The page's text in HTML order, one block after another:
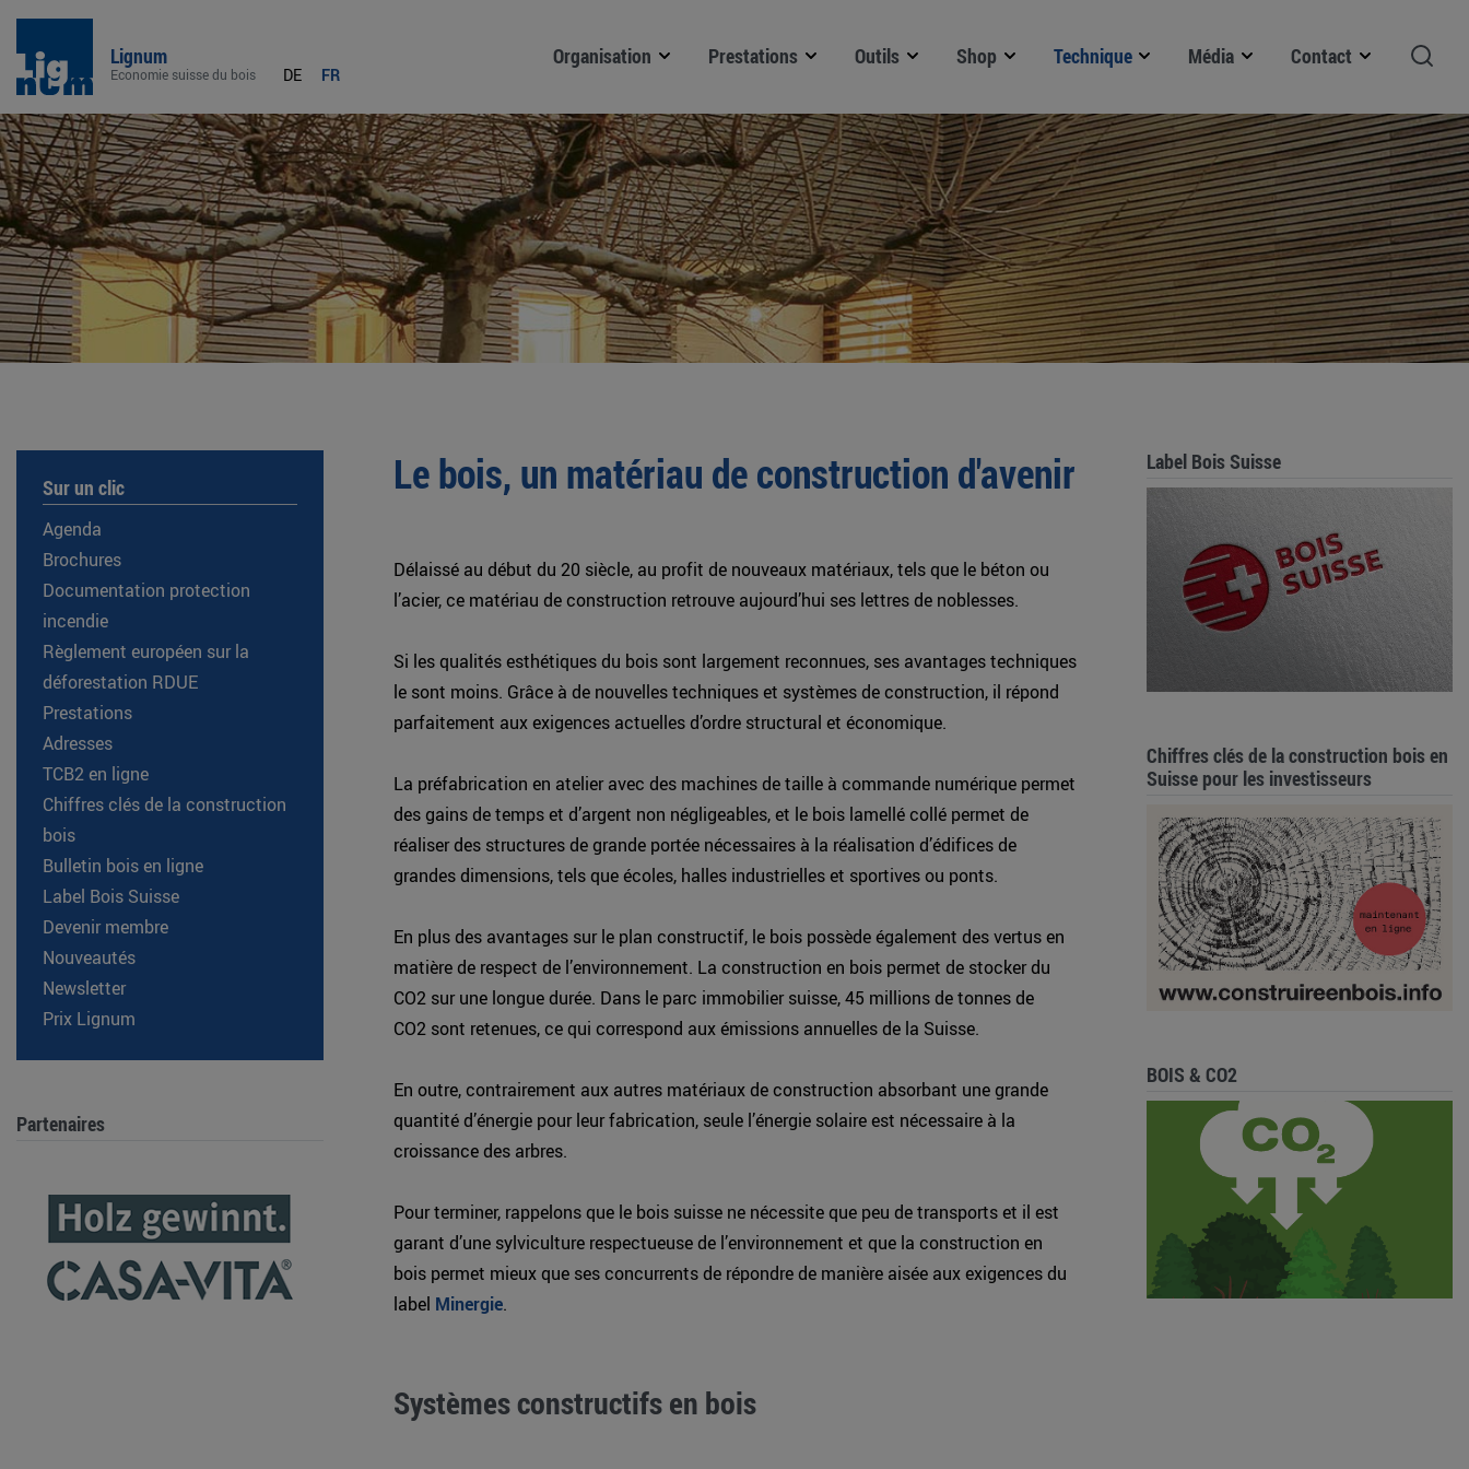
Lignum
Economie suisse du bois DE FR
Organisation Prestations Outils Shop Technique Média Contact
Sur un clic
Agenda
Brochures
Documentation protection
incendie
Règlement européen sur la
déforestation RDUE
Prestations
Adresses
TCB2 en ligne
Chiffres clés de la construction
bois
Bulletin bois en ligne
Label Bois Suisse
Devenir membre
Nouveautés
Newsletter
Prix Lignum
Partenaires
Le bois, un matériau de construction d'avenir
Délaissé au début du 20 siècle, au profit de nouveaux matériaux, tels que le béton ou
l’acier, ce matériau de construction retrouve aujourd’hui ses lettres de noblesses.
Si les qualités esthétiques du bois sont largement reconnues, ses avantages techniques
le sont moins. Grâce à de nouvelles techniques et systèmes de construction, il répond
parfaitement aux exigences actuelles d’ordre structural et économique.
La préfabrication en atelier avec des machines de taille à commande numérique permet
des gains de temps et d’argent non négligeables, et le bois lamellé collé permet de
réaliser des structures de grande portée nécessaires à la réalisation d’édifices de
grandes dimensions, tels que écoles, halles industrielles et sportives ou ponts.
En plus des avantages sur le plan constructif, le bois possède également des vertus en
matière de respect de l’environnement. La construction en bois permet de stocker du
CO2 sur une longue durée. Dans le parc immobilier suisse, 45 millions de tonnes de
CO2 sont retenues, ce qui correspond aux émissions annuelles de la Suisse.
En outre, contrairement aux autres matériaux de construction absorbant une grande
quantité d’énergie pour leur fabrication, seule l’énergie solaire est nécessaire à la
croissance des arbres.
Pour terminer, rappelons que le bois suisse ne nécessite que peu de transports et il est
garant d’une sylviculture respectueuse de l’environnement et que la construction en
bois permet mieux que ses concurrents de répondre de manière aisée aux exigences du
label Minergie.
Systèmes constructifs en bois
Label Bois Suisse
Chiffres clés de la construction bois en
Suisse pour les investisseurs
BOIS & CO2